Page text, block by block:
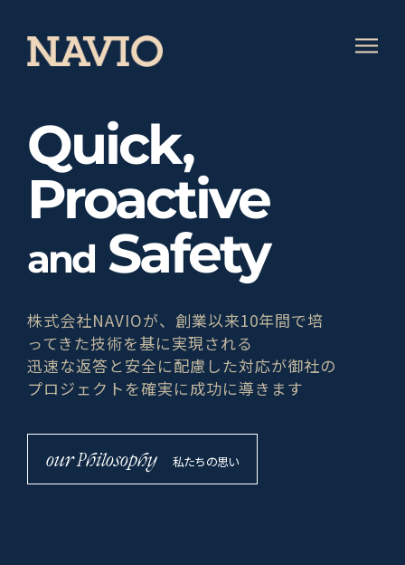
Quick,
Proactive
and Safety
株式会社NAVIOが、創業以来10年間で培
ってきた技術を基に実現される
迅速な返答と安全に配慮した対応が御社の
プロジェクトを確実に成功に導きます
our Philosophy 私たちの思い